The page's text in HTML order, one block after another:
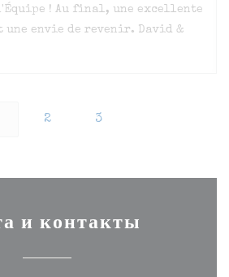
! Au final, une excellente
une envie de revenir. David &
2 3
и контакты